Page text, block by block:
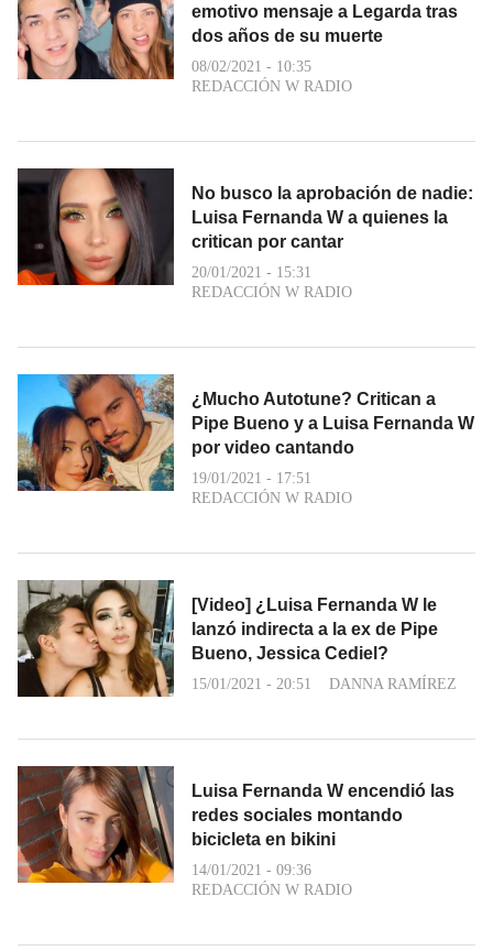
emotivo mensaje a Legarda tras
dos años de su muerte
08/02/2021 - 10:35
REDACCIÓN W RADIO
No busco la aprobación de nadie:
Luisa Fernanda W a quienes la
critican por cantar
20/01/2021 - 15:31
REDACCIÓN W RADIO
¿Mucho Autotune? Critican a
Pipe Bueno y a Luisa Fernanda W
por video cantando
19/01/2021 - 17:51
REDACCIÓN W RADIO
[Video] ¿Luisa Fernanda W le
lanzó indirecta a la ex de Pipe
Bueno, Jessica Cediel?
15/01/2021 - 20:51 DANNA RAMÍREZ
Luisa Fernanda W encendió las
redes sociales montando
bicicleta en bikini
14/01/2021 - 09:36
REDACCIÓN W RADIO